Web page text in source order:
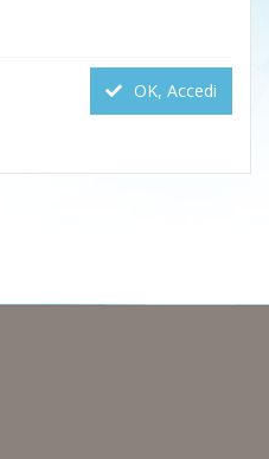
OK, Accedi